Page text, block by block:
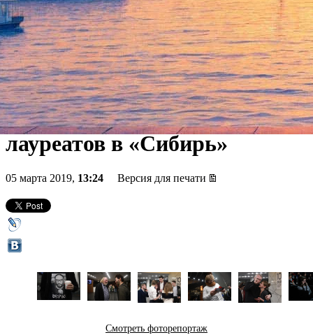
«Прорыв» в экстремальных
условиях. Самая дерзкая
театральная премия
Петербурга сослала
лауреатов в «Сибирь»
05 марта 2019, 13:24 Версия для печати
Смотреть фоторепортаж